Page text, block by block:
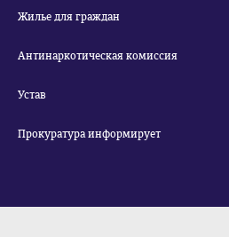
Жилье для граждан
Антинаркотическая комиссия
Устав
Прокуратура информирует